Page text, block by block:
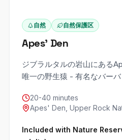
自然 自然保護区
Apes' Den
ジブラルタルの岩山にある
唯一の野生猿 - 有名なバーバ
20-40 minutes
Apes' Den, Upper Rock
Included with Nature